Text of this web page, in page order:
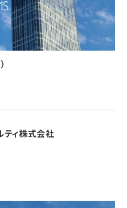
外形上明らかな要配慮個人情報を取得
合であって、当該第三者による当該提
に際しては、個人情報保護委員会規則
する場合又は第8.1項各号のいずれ
緯
どのリスクに対して、個人情報の安全
います。当社の保有個人データに関す
ティ株式会社